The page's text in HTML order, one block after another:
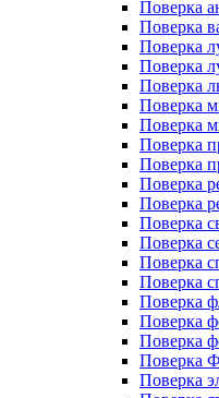
Поверка
Поверка
Поверка
Поверка
Поверка
Поверка
Поверка
Поверка
Поверка
Поверка
Поверка
Поверка
Поверка
Поверка
Поверка
Поверка
Поверка
Поверка
Поверка
Поверка